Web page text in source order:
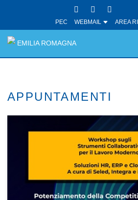
PEC WEBMAIL AREA
EMILIA ROMAGNA
APPUNTAMENTI